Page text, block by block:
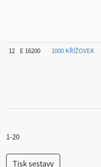
12 E 16200 1000 KŘÍŽOVEK
1-20